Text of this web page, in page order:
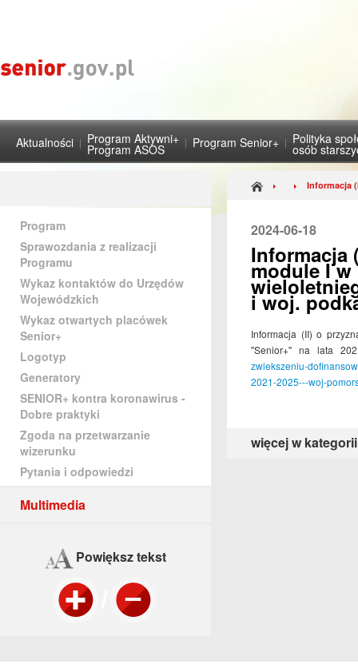
Aktualności Program Aktywni+
Program ASOS Program Senior+ Polityka
osób
Program
Sprawozdania z realizacji
Programu
Wykaz kontaktów do Urzędów
Wojewódzkich
Wykaz otwartych placówek
Senior+
Logotyp
Generatory
SENIOR+ kontra koronawirus -
Dobre praktyki
Zgoda na przetwarzanie
wizerunku
Pytania i odpowiedzi
Multimedia
Powiększ tekst
Informacja
2024-06-18
Informacja
module I
i woj.
Informacja (II) o
"Senior+" na lata
zwiekszeniu-
2021-2025---woj-
więcej w